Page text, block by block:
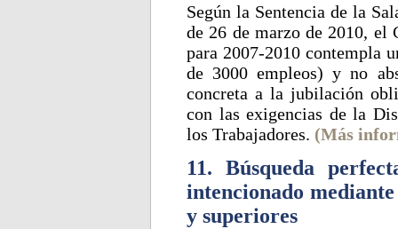
Según la Sentencia de la
de 26 de marzo de 2010, el
para 2007-2010 contempla
de 3000 empleos) y no
concreta a la jubilación
con las exigencias de la
los Trabajadores. (Más
11. Búsqueda
intencionado
y superiores